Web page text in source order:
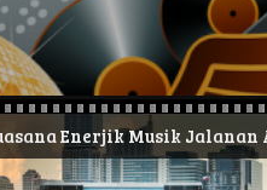
Enerjik Musik Jalanan Austin